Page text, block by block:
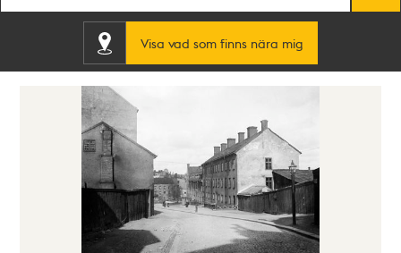
Visa vad som finns nära mig